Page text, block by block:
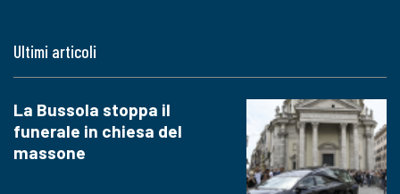
Ultimi articoli
La Bussola stoppa il
funerale in chiesa del
massone